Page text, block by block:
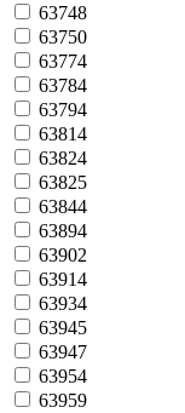
63748
63750
63774
63784
63794
63814
63824
63825
63844
63894
63902
63914
63934
63945
63947
63954
63959